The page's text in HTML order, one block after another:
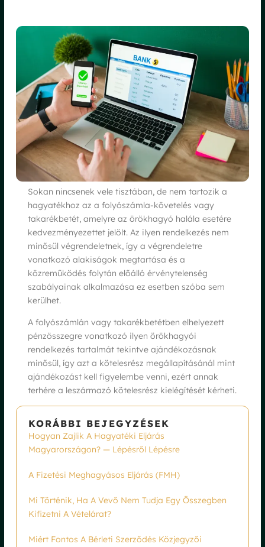
Sokan nincsenek vele tisztában, de nem tartozik a
hagyatékhoz az a folyószámla-követelés vagy
takarékbetét, amelyre az örökhagyó halála esetére
kedvezményezettet jelölt. Az ilyen rendelkezés nem
minősül végrendeletnek, így a végrendeletre
vonatkozó alakiságok megtartása és a
közreműködés folytán előálló érvénytelenség
szabályainak alkalmazása ez esetben szóba sem
kerülhet.
A folyószámlán vagy takarékbetétben elhelyezett
pénzösszegre vonatkozó ilyen örökhagyói
rendelkezés tartalmát tekintve ajándékozásnak
minősül, így azt a kötelesrész megállapításánál mint
ajándékozást kell figyelembe venni, ezért annak
terhére a leszármazó kötelesrész kielégítését kérheti.
KORÁBBI BEJEGYZÉSEK
Hogyan Zajlik A Hagyatéki Eljárás
Magyarországon? — Lépésről Lépésre
A Fizetési Meghagyásos Eljárás (FMH)
Mi Történik, Ha A Vevő Nem Tudja Egy Összegben
Kifizetni A Vételárat?
Miért Fontos A Bérleti Szerződés Közjegyzői